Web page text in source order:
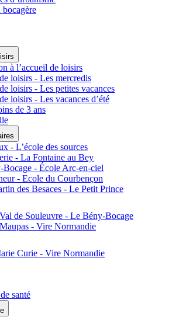
à l’accueil de loisirs
loisirs - Les mercredis
loisirs - Les petites vacances
loisirs - Les vacances d’été
de 3 ans
- L’école des sources
- La Fontaine au Bey
Bocage - École Arc-en-ciel
- Ecole du Courbençon
des Besaces - Le Petit Prince
de Souleuvre - Le Bény-Bocage
- Vire Normandie
Curie - Vire Normandie
santé